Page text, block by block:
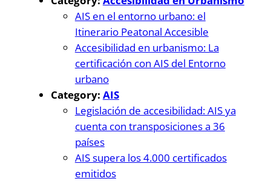
AIS en el entorno urbano: el
Itinerario Peatonal Accesible
Accesibilidad en urbanismo: La
certificación con AIS del Entorno
urbano
Category: AIS
Legislación de accesibilidad: AIS ya
cuenta con transposiciones a 36
países
AIS supera los 4.000 certificados
emitidos